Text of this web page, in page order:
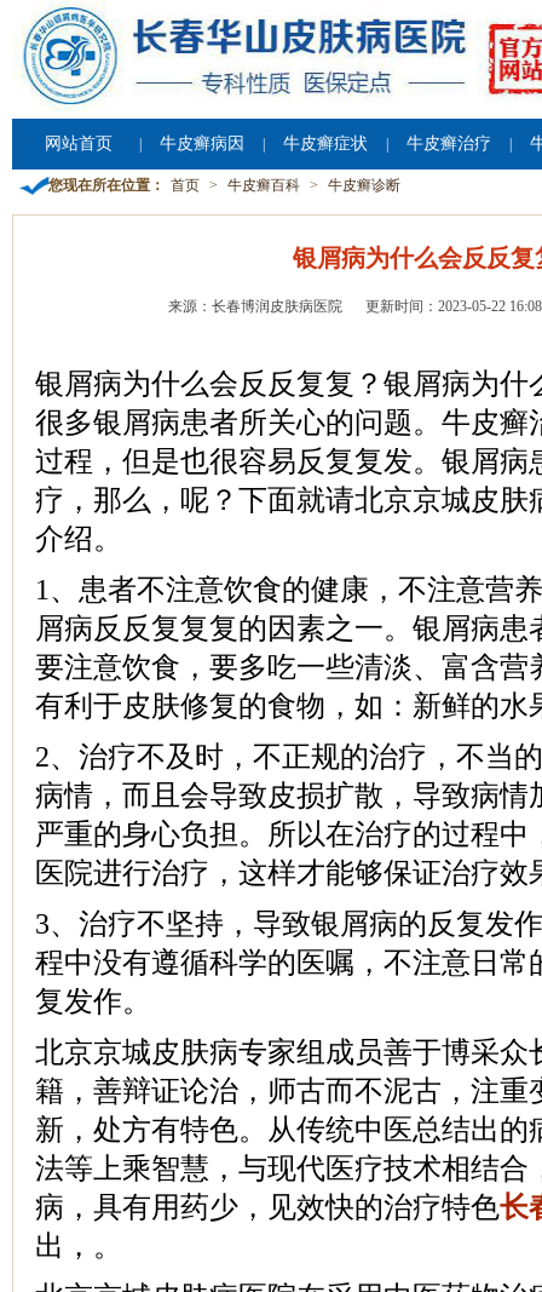
网站首页 牛皮癣病因 牛皮癣症状 牛皮癣治疗
您现在所在位置： 首页 > 牛皮癣百科 > 牛皮癣诊断
银屑病为什么会反反复
来源：长春博润皮肤病医院 更新时间：2023-05-22
银屑病为什么会反反复复？银屑病为什
很多银屑病患者所关心的问题。牛皮癣
过程，但是也很容易反复复发。银屑病
疗，那么，呢？下面就请北京京城皮肤
介绍。
1、患者不注意饮食的健康，不注意营
屑病反反复复复的因素之一。银屑病患
要注意饮食，要多吃一些清淡、富含营
有利于皮肤修复的食物，如：新鲜的水
2、治疗不及时，不正规的治疗，不当
病情，而且会导致皮损扩散，导致病情
严重的身心负担。所以在治疗的过程中
医院进行治疗，这样才能够保证治疗效
3、治疗不坚持，导致银屑病的反复发
程中没有遵循科学的医嘱，不注意日常
复发作。
北京京城皮肤病专家组成员善于博采众
籍，善辩证论治，师古而不泥古，注重
新，处方有特色。从传统中医总结出的
法等上乘智慧，与现代医疗技术相结合
病，具有用药少，见效快的治疗特色长
出，。